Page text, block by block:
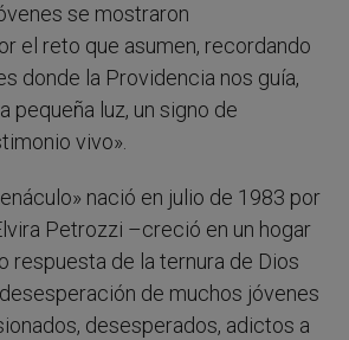
se mostraron
el reto que asumen, recordando
donde la Providencia nos guía,
pequeña luz, un signo de
vivo».
nació en julio de 1983 por
Petrozzi –creció en un hogar
respuesta de la ternura de Dios
de muchos jóvenes
desesperados, adictos a